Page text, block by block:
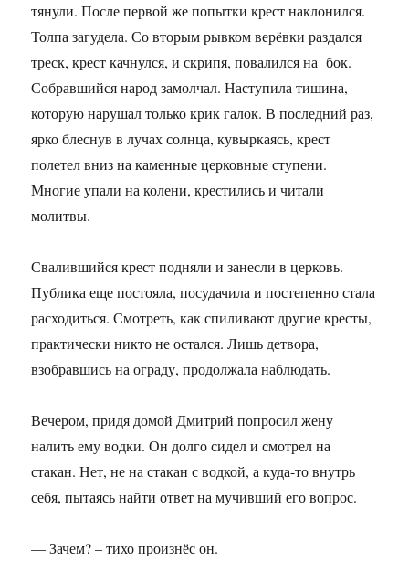
тянули. После первой же попытки крест наклонился.
Толпа загудела. Со вторым рывком верёвки раздался
треск, крест качнулся, и скрипя, повалился на бок.
Собравшийся народ замолчал. Наступила тишина,
которую нарушал только крик галок. В последний раз,
ярко блеснув в лучах солнца, кувыркаясь, крест
полетел вниз на каменные церковные ступени.
Многие упали на колени, крестились и читали
молитвы.
Свалившийся крест подняли и занесли в церковь.
Публика еще постояла, посудачила и постепенно стала
расходиться. Смотреть, как спиливают другие кресты,
практически никто не остался. Лишь детвора,
взобравшись на ограду, продолжала наблюдать.
Вечером, придя домой Дмитрий попросил жену
налить ему водки. Он долго сидел и смотрел на
стакан. Нет, не на стакан с водкой, а куда-то внутрь
себя, пытаясь найти ответ на мучивший его вопрос.
— Зачем? – тихо произнёс он.